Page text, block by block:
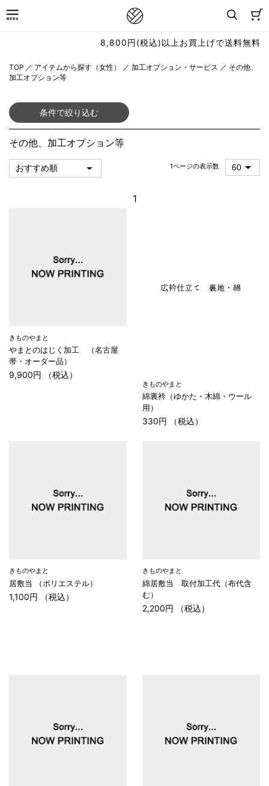
8,800円(税込)以上お買上げで送料無料
TOP ／ アイテムから探す（女性） ／ 加工オプション・サービス ／ その他、
加工オプション等
条件で絞り込む
その他、加工オプション等
1ページの表示数
1
きものやまと
やまとのはじく加工 （名古屋
帯・オーダー品）
9,900円 （税込）
きものやまと
綿裏衿（ゆかた・木綿・ウール
用）
330円 （税込）
きものやまと
居敷当 （ポリエステル）
1,100円 （税込）
きものやまと
綿居敷当 取付加工代（布代含
む）
2,200円 （税込）